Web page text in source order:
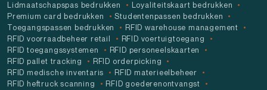
Lidmaatschapspas bedrukken
Loyaliteitskaart bedrukken
Premium card bedrukken
Studentenpassen bedrukken
Toegangspassen bedrukken
RFID warehouse management
RFID voorraadbeheer retail
RFID voertuigtoegang
RFID toegangssystemen
RFID personeelskaarten
RFID pallet tracking
RFID orderpicking
RFID medische inventaris
RFID materieelbeheer
RFID heftruck scanning
RFID goederenontvangst